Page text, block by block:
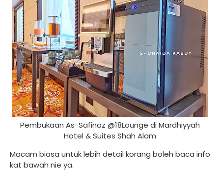
Pembukaan As-Safinaz @18Lounge di Mardhiyyah
Hotel & Suites Shah Alam
Macam biasa untuk lebih detail korang boleh baca info
kat bawah nie ya.